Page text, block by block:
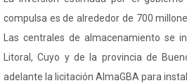
compulsa es de alrededor de 700
Las centrales de almacenamiento se
Litoral, Cuyo y de la provincia de
adelante la licitación AlmaGBA para